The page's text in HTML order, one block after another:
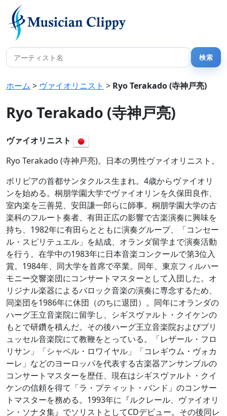
ホーム > ヴァイオリニスト > Ryo Terakado (寺神戸亮)
Ryo Terakado (寺神戸亮)
ヴァイオリニスト
Ryo Terakado (寺神戸亮)。日本の男性ヴァイオリニスト。
ボリビアの首都サンタクルス生まれ。4歳からヴァイオリ
ンを始める。桐朋学園大学でヴァイオリンを久保田良作、
室内楽を三善晃、安田謙一郎らに師事。桐朋学園大学の古
楽科のフルート奏者、有田正広の影響で古楽演奏に興味を
持ち、1982年に有田らとともに演奏グループ、「コンセー
ル・スピリテュエル」を結成、オランダ留学まで演奏活動
を行う。在学中の1983年に日本音楽コンクールで第3位入
賞。1984年、同大学を首席で卒業。同年、東京フィルハー
モニー交響楽団にコンサートマスターとして入団した。オ
リジナル楽器によるバロック音楽の演奏に専念するため、
同楽団を1986年に休団（のちに退団）。同年にオランダの
ハーグ王立音楽院に留学し、シギスヴァルト・クイケンの
もとで研鑽を積んだ。その後ハーグ王立音楽院およびブリ
ュッセル音楽院にて教鞭をとっている。「レザール・フロ
リサン」「シャペル・ロワイヤル」「コレギウム・ヴォカ
ーレ」などのヨーロッパを代表する古楽器アンサンブルの
コンサートマスターを歴任、現在はシギスヴァルト・クイ
ケンの信頼を得て「ラ・プティット・バンド」のコンサー
トマスターを務める。1993年に『ルクレール、ヴァイオリ
ン・ソナタ集』でソリストとしてCDデビュー。その後同レ